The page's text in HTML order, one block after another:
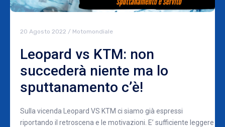
20 Agosto 2022 / Motomondiale
Leopard vs KTM: non
succederà niente ma lo
sputtanamento c’è!
Sulla vicenda Leopard VS KTM ci siamo già espressi
riportando il retroscena e le motivazioni. E’ sufficiente leggere